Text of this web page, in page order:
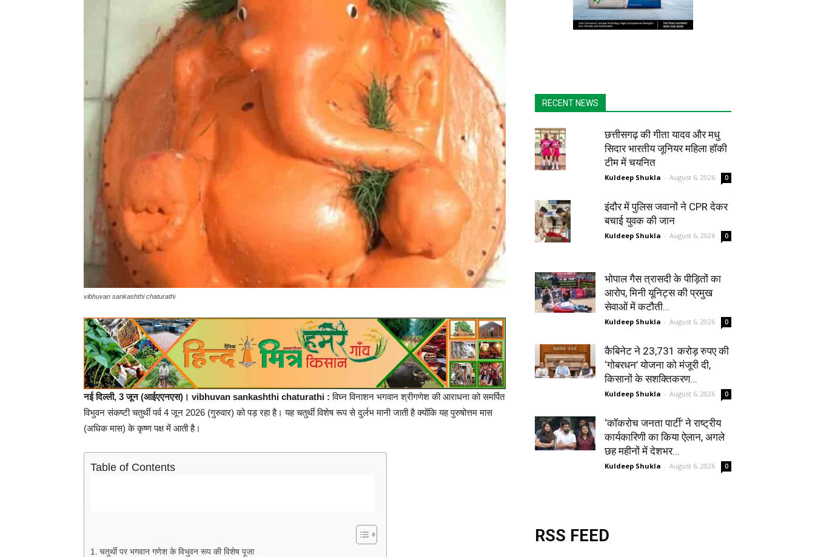
vibhuvan sankashthi chaturathi
नई दिल्ली, 3 जून (आईएएनएस)। vibhuvan sankashthi chaturathi : विघ्न विनाशन भगवान श्रीगणेश की आराधना को समर्पित
विभुवन संकष्टी चतुर्थी पर्व 4 जून 2026 (गुरुवार) को पड़ रहा है। यह चतुर्थी विशेष रूप से दुर्लभ मानी जाती है क्योंकि यह पुरुषोत्तम मास
(अधिक मास) के कृष्ण पक्ष में आती है।
Table of Contents
चतुर्थी पर भगवान गणेश के विभुवन रूप की विशेष पूजा
RECENT NEWS
छत्तीसगढ़ की गीता यादव और मधु
सिदार भारतीय जूनियर महिला हॉकी
टीम में चयनित
Kuldeep Shukla - August 6, 2026 0
इंदौर में पुलिस जवानों ने CPR देकर
बचाई युवक की जान
Kuldeep Shukla - August 6, 2026 0
भोपाल गैस त्रासदी के पीड़ितों का
आरोप, मिनी यूनिट्स की प्रमुख
सेवाओं में कटौती...
Kuldeep Shukla - August 6, 2026 0
कैबिनेट ने 23,731 करोड़ रुपए की
‘गोबरधन’ योजना को मंजूरी दी,
किसानों के सशक्तिकरण...
Kuldeep Shukla - August 6, 2026 0
‘कॉकरोच जनता पार्टी’ ने राष्ट्रीय
कार्यकारिणी का किया ऐलान, अगले
छह महीनों में देशभर...
Kuldeep Shukla - August 6, 2026 0
RSS FEED